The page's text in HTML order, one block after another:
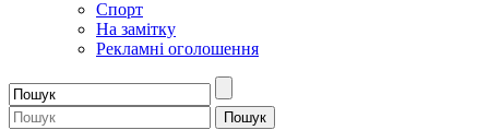
Спорт
На замітку
Рекламні оголошення